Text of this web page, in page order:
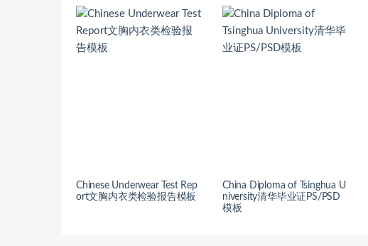
Chinese Underwear Test Rep
ort文胸内衣类检验报告模板
China Diploma of Tsinghua U
niversity清华毕业证PS/PSD
模板